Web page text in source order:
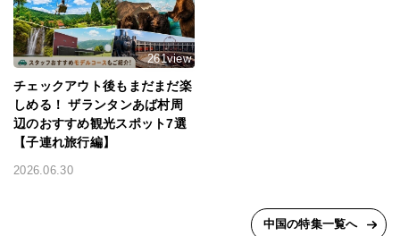
261view
チェックアウト後もまだまだ楽
しめる！ ザランタンあば村周
辺のおすすめ観光スポット7選
【子連れ旅行編】
2026.06.30
中国の特集一覧へ